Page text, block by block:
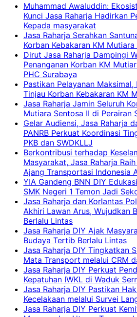
Muhammad Awaluddin:
Kunci Jasa Raharja Hadirkan
Kepada masyarakat
Jasa Raharja Serahkan
Korban Kebakaran KM Mutiara
Dirut Jasa Raharja Dampingi
Penanganan Korban KM
PHC Surabaya
Pastikan Pelayanan Maksimal,
Tinjau Korban Kebakaran KM
Jasa Raharja Jamin Seluruh
Mutiara Sentosa II di Perairan
Gelar Audiensi, Jasa Raharja
PANRB Perkuat Koordinasi
PKB dan SWDKLLJ
Berkontribusi terhadap
Masyarakat, Jasa Raharja
Ajang Transportasi Indonesia
YIA Gandeng BNN DIY
SMK Negeri 1 Temon Jadi
Jasa Raharja dan Korlantas
Akhiri Lawan Arus, Wujudkan
Berlalu Lintas
Jasa Raharja DIY Ajak
Budaya Tertib Berlalu Lintas
Jasa Raharja DIY Tingkatkan
Mata Transport melalui CRM
Jasa Raharja DIY Perkuat
Kepatuhan IWKL di Waduk
Jasa Raharja DIY Pastikan
Kecelakaan melalui Survei
Jasa Raharja DIY Perkuat